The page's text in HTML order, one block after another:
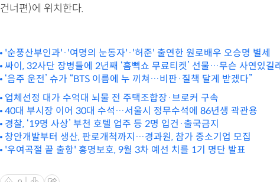
건너편)에 위치한다.
'순풍산부인과'·'여명의 눈동자'·'허준' 출연한 원로배우 오승명 별세
싸이, 32사단 장병들에 2년째 ‘흠뻑쇼 무료티켓’ 선물…무슨 사연있길
‘음주 운전’ 슈가 “BTS 이름에 누 끼쳐…비판·질책 달게 받겠다”
업체선정 대가 수억대 뇌물 전 주택조합장·브로커 구속
40대 부시장 이어 30대 수석…서울시 정무수석에 86년생 곽관용
경찰, ‘19명 사상’ 부천 호텔 업주 등 2명 입건·출국금지
창안개발부터 생산, 판로개척까지…경과원, 참가 중소기업 모집
'우여곡절 끝 출항' 홍명보호, 9월 3차 예선 치를 1기 명단 발표